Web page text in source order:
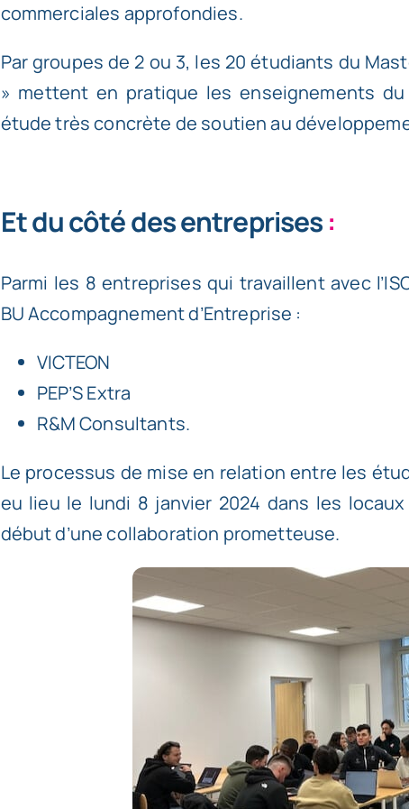
commerciales approfondies.
Par groupes de 2 ou 3, les 20 étudiants du
» mettent en pratique les enseignements
étude très concrète de soutien au
Et du côté des entreprises:
Parmi les 8 entreprises qui travaillent avec
BU Accompagnement d’Entreprise :
VICTEON
PEP’S Extra
R&M Consultants.
Le processus de mise en relation entre les
eu lieu le lundi 8 janvier 2024 dans les locaux
début d’une collaboration prometteuse.